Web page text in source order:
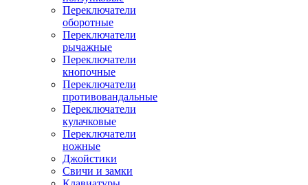
Переключатели
оборотные
Переключатели
рычажные
Переключатели
кнопочные
Переключатели
противовандальные
Переключатели
кулачковые
Переключатели
ножные
Джойстики
Свичи и замки